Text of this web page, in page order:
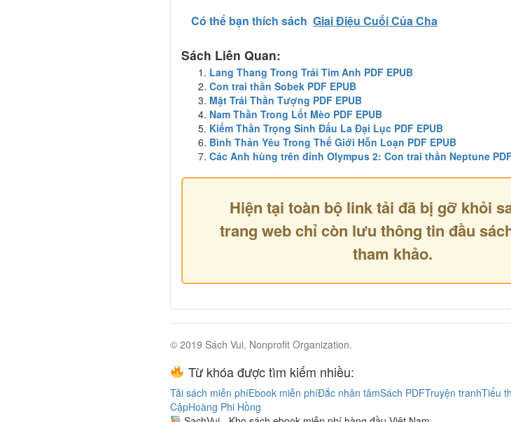
Có thể bạn thích sách Giai Điệu Cuối Của Cha
Sách Liên Quan:
Lang Thang Trong Trái Tim Anh PDF EPUB
Con trai thần Sobek PDF EPUB
Mặt Trái Thần Tượng PDF EPUB
Nam Thần Trong Lốt Mèo PDF EPUB
Kiếm Thần Trọng Sinh Đấu La Đại Lục PDF EPUB
Bình Thản Yêu Trong Thế Giới Hỗn Loạn PDF EPUB
Các Anh hùng trên đỉnh Olympus 2: Con trai thần Neptune
Hiện tại toàn bộ link tải đã bị gỡ khỏi
trang web chỉ còn lưu thông tin đầu
tham khảo.
© 2019 Sách Vui, Nonprofit Organization.
Từ khóa được tìm kiếm nhiều:
Tải sách miễn phíEbook miễn phíĐắc nhân tâmSách PDFTruyện tranhTiểu
CậpHoàng Phi Hồng